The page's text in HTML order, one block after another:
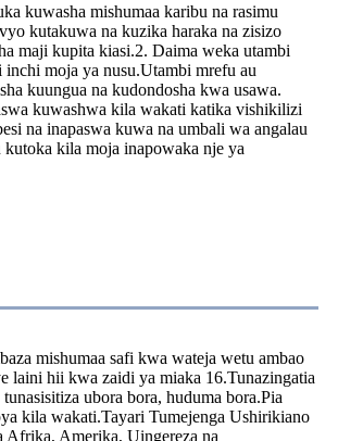
kuwasha mishumaa karibu na rasimu
kutakuwa na kuzika haraka na zisizo
maji kupita kiasi.2. Daima weka utambi
moja ya nusu.Utambi mrefu au
kuungua na kudondosha kwa usawa.
kuwashwa kila wakati katika vishikilizi
na inapaswa kuwa na umbali wa angalau
kila moja inapowaka nje ya
mishumaa safi kwa wateja wetu ambao
laini hii kwa zaidi ya miaka 16.Tunazingatia
ubora bora, huduma bora.Pia
kila wakati.Tayari Tumejenga Ushirikiano
Afrika, Amerika, Uingereza na